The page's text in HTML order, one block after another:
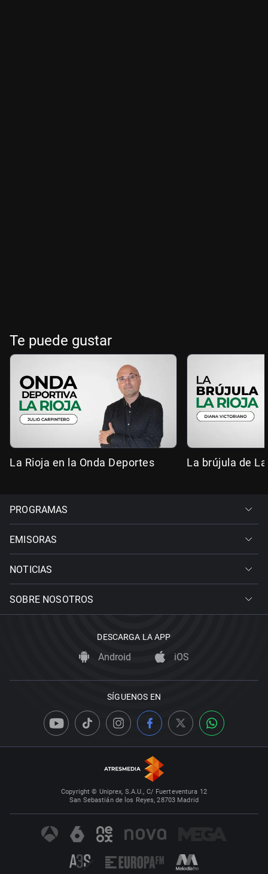
Te puede gustar
La Rioja en la Onda Deportes La brújula de
PROGRAMAS
EMISORAS
NOTICIAS
SOBRE NOSOTROS
DESCARGA LA APP
Android iOS
SÍGUENOS EN
Copyright © Uniprex, S.A.U., C/ Fuerteventura 12
San Sebastián de los Reyes, 28703 Madrid